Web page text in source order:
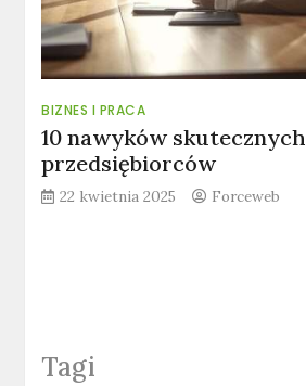
BIZNES I PRACA
10 nawyków skutecznych
przedsiębiorców
22 kwietnia 2025 Forceweb
Tagi